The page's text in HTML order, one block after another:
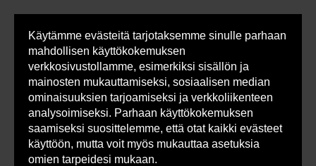
Käytämme evästeitä tarjotaksemme sinulle parhaan
mahdollisen käyttökokemuksen
verkkosivustollamme, esimerkiksi sisällön ja
mainosten mukauttamiseksi, sosiaalisen median
ominaisuuksien tarjoamiseksi ja verkkoliikenteen
analysoimiseksi. Parhaan käyttökokemuksen
saamiseksi suosittelemme, että otat kaikki evästeet
käyttöön, mutta voit myös mukauttaa asetuksia
omien tarpeidesi mukaan.
Olet
tässä:
Armatec > Tuotteet > Paineenhallinta